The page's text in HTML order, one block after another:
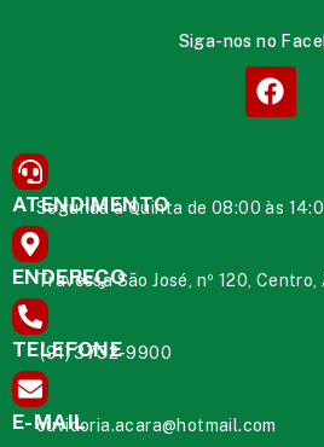
Siga-nos no
ATENDIMENTO
Segunda à Quinta de 08:00 às
ENDEREÇO
Travessa São José, nº 120,
TELEFONE
(91) 3732-9900
E-MAIL
ouvidoria.acara@hotmail.com